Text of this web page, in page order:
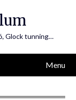
Glock tunning…
Menu